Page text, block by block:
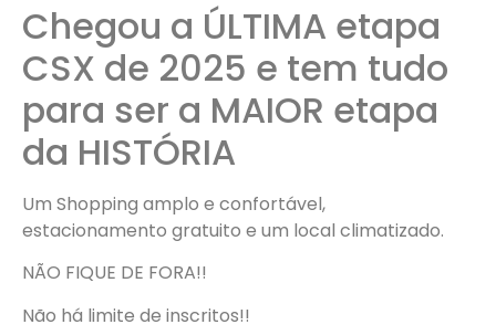
Chegou a ÚLTIMA etapa
CSX de 2025 e tem tudo
para ser a MAIOR etapa
da HISTÓRIA
Um Shopping amplo e confortável,
estacionamento gratuito e um local climatizado.
NÃO FIQUE DE FORA!!
Não há limite de inscritos!!